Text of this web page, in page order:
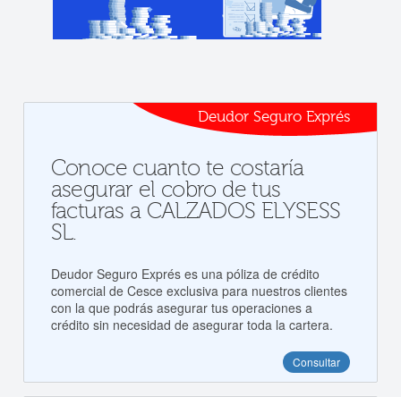
Deudor Seguro Exprés
Conoce cuanto te costaría
asegurar el cobro de tus
facturas a CALZADOS ELYSESS
SL.
Deudor Seguro Exprés es una póliza de crédito
comercial de Cesce exclusiva para nuestros clientes
con la que podrás asegurar tus operaciones a
crédito sin necesidad de asegurar toda la cartera.
Consultar